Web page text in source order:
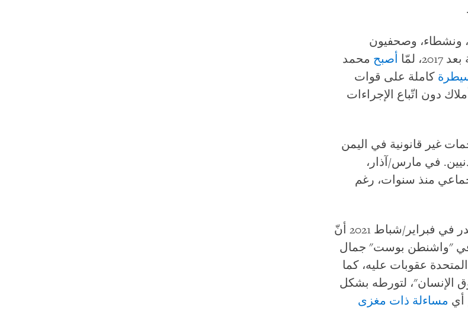
ونشطاء، وصحفيون
لمّا
أصبح محمد
كاملة على قوات
دون اتّباع الإجراءات
أيضا على هجمات غير قانونية في اليمن
في مارس/آذار،
أكبر إعدام جماعي منذ سنوات، رغم
في ظلّ إدارة بايدن، أفاد تقرير استخباري أمريكي صدر في فبراير/شباط 2021 أنّ
في "واشنطن بوست" جمال
الإنسان"، لتورطه بشكل
أي مساءلة ذات مغزى